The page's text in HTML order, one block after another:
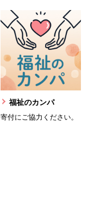
福祉のカンパ
寄付にご協力ください。